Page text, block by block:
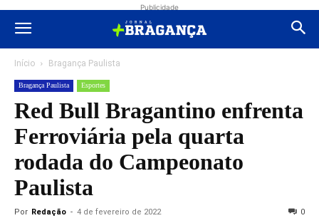
Publicidade
Início Bragança Paulista
Bragança Paulista Esportes
Red Bull Bragantino enfrenta
Ferroviária pela quarta
rodada do Campeonato
Paulista
Por Redação - 4 de fevereiro de 2022 0